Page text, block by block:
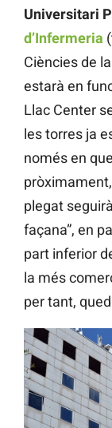
Universitari
d’Infermeria
Ciències de
estarà en
Llac Center
les torres ja
només en
plegat
façana”, en
part inferior
la més
per tant,